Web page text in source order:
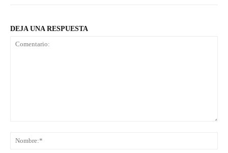
DEJA UNA RESPUESTA